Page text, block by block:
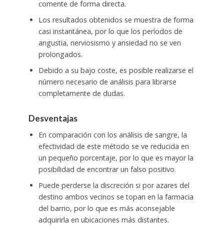
comente de forma directa.
Los resultados obtenidos se muestra de forma
casi instantánea, por lo que los períodos de
angustia, nerviosismo y ansiedad no se ven
prolongados.
Debido a su bajo coste, es posible realizarse el
número necesario de análisis para librarse
completamente de dudas.
Desventajas
En comparación con los análisis de sangre, la
efectividad de este método se ve reducida en
un pequeño porcentaje, por lo que es mayor la
posibilidad de encontrar un falso positivo.
Puede perderse la discreción si por azares del
destino ambos vecinos se topan en la farmacia
del barrio, por lo que es más aconsejable
adquirirla en ubicaciones más distantes.